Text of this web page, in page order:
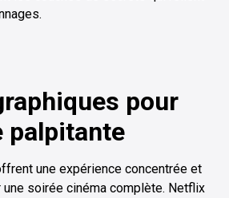
pour
palpitante
une expérience concentrée et
soirée cinéma complète. Netflix